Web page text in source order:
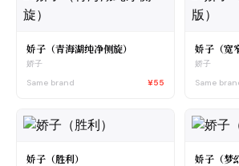
娇子（青海湖纯净侧旋）
娇子
Same brand
¥55
娇子（宽
娇子
Same
娇子（胜利） 娇子（梦